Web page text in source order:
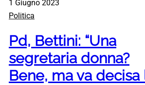
1 Giugno 2023
Politica
Pd, Bettini: “Una
segretaria donna?
Bene, ma va decisa